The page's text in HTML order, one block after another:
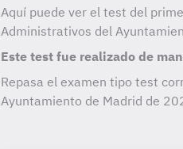
Aquí puede ver el test del
Administrativos del
Este test fue realizado de
Repasa el examen tipo test
Ayuntamiento de Madrid de